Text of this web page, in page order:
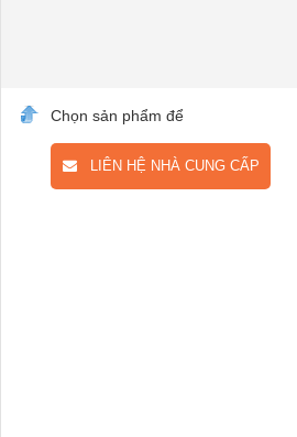
Chọn sản phẩm để
LIÊN HỆ NHÀ CUNG CẤP